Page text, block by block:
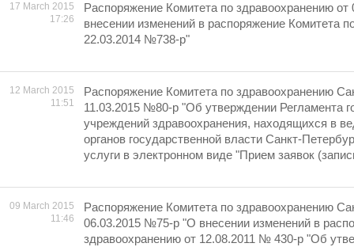
17 March 2015
17:26
Распоряжение Комитета по здравоохранению
внесении изменений в распоряжение Комитета
22.03.2014 №738-р"
12 March 2015
11:51
Распоряжение Комитета по здравоохранению
11.03.2015 №80-р "Об утверждении Регламента
учреждений здравоохранения, находящихся в
органов государственной власти Санкт-
услуги в электронном виде "Прием заявок
09 March 2015
11:46
Распоряжение Комитета по здравоохранению
06.03.2015 №75-р "О внесении изменений в
здравоохранению от 12.08.2011 № 430-р "Об